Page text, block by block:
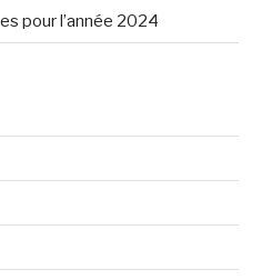
pour l’année 2024